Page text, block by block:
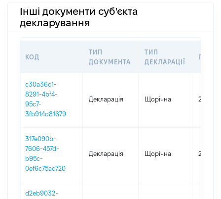
Інші документи суб'єкта
декларування
КОД
ТИП
ДОКУМЕНТА
ТИП
ДЕКЛАРАЦІЇ
c30a36c1-
8291-4bf4-
95c7-
3fb914d81679
Декларація Щорічна 2025
317e090b-
7606-457d-
b95c-
0ef6c75ac720
Декларація Щорічна 2024
d2eb9032-